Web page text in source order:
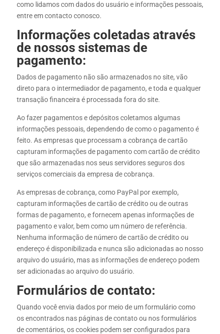
como lidamos com dados do usuário e informações pessoais,
entre em contacto conosco.
Informações coletadas através
de nossos sistemas de
pagamento:
Dados de pagamento não são armazenados no site, vão
direto para o intermediador de pagamento, e toda e qualquer
transação financeira é processada fora do site.
Ao fazer pagamentos e depósitos coletamos algumas
informações pessoais, dependendo de como o pagamento é
feito. As empresas que processam a cobrança de cartão
capturam informações de pagamento com cartão de crédito
que são armazenadas nos seus servidores seguros dos
serviços comerciais da empresa de cobrança.
As empresas de cobrança, como PayPal por exemplo,
capturam informações de cartão de crédito ou de outras
formas de pagamento, e fornecem apenas informações de
pagamento e valor, bem como um número de referência.
Nenhuma informação de número de cartão de crédito ou
endereço é disponibilizada e nunca são adicionadas ao nosso
arquivo do usuário, mas as informações de endereço podem
ser adicionadas ao arquivo do usuário.
Formulários de contato:
Quando você envia dados por meio de um formulário como
os encontrados nas páginas de contato ou nos formulários
de comentários, os cookies podem ser configurados para